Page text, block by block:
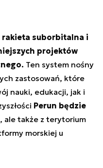
rakieta suborbitalna i
projektów
Ten system nośny
zastosowań, które
nauki, edukacji, jak i
Perun będzie
, ale także z terytorium
morskiej u